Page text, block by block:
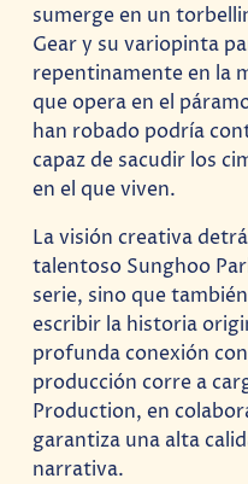
sumerge en un
Gear y su variopinta
repentinamente en la
que opera en el
han robado podría
capaz de sacudir los
en el que viven.
La visión creativa
talentoso Sunghoo
serie, sino que
escribir la historia
profunda conexión
producción corre a
Production, en
garantiza una alta
narrativa.